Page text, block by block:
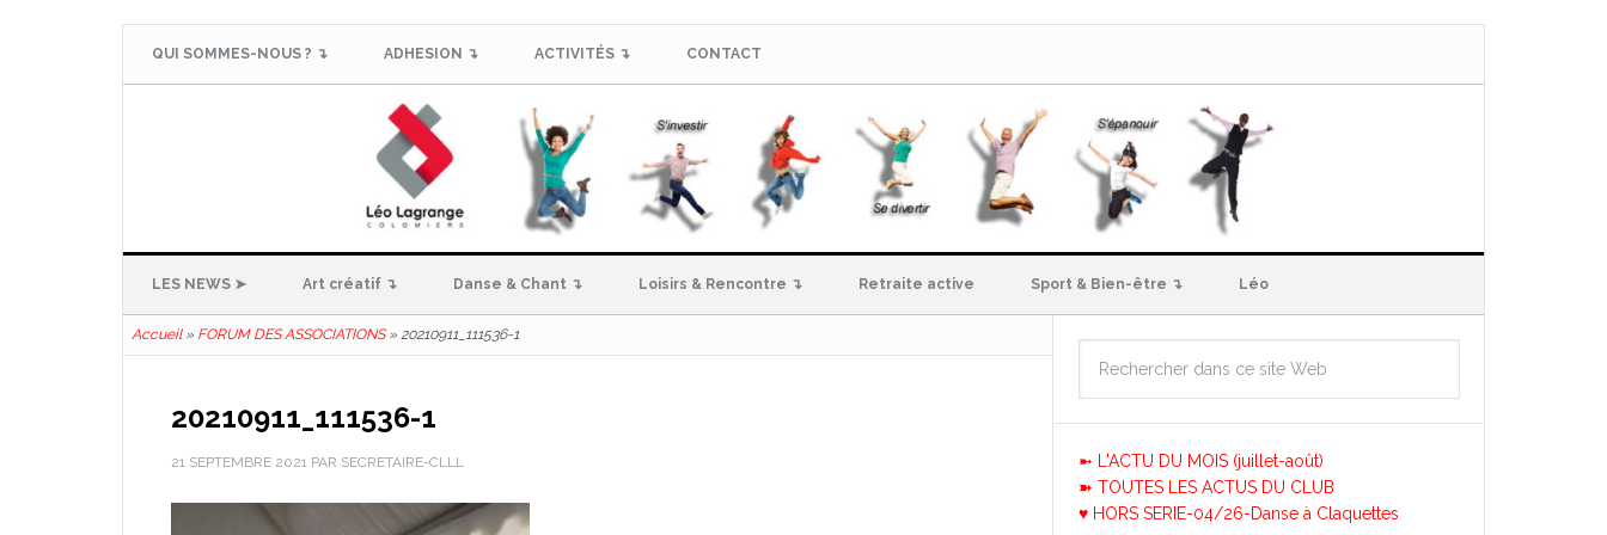
QUI SOMMES-NOUS ? ↴ ADHESION ↴ ACTIVITÉS ↴ CONTACT
LES NEWS ➤ Art créatif ↴ Danse & Chant ↴ Loisirs & Rencontre ↴ Retraite active Sport & Bien-être ↴ Léo
Accueil» FORUM DES ASSOCIATIONS» 20210911_111536-1
20210911_111536-1
21 SEPTEMBRE 2021 PAR SECRETAIRE-CLLL
➼ L'ACTU DU MOIS (juillet-août)
➽ TOUTES LES ACTUS DU CLUB
♥ HORS SERIE-04/26-Danse à Claquettes